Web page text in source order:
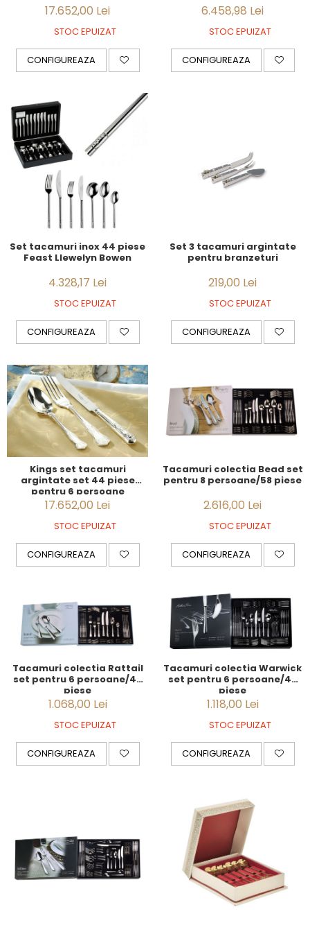
17.652,00 Lei
STOC EPUIZAT
CONFIGUREAZA
6.458,98 Lei
STOC EPUIZAT
CONFIGUREAZA
Set tacamuri inox 44 piese
Feast Llewelyn Bowen
4.328,17 Lei
STOC EPUIZAT
CONFIGUREAZA
Set 3 tacamuri argintate
pentru branzeturi
219,00 Lei
STOC EPUIZAT
CONFIGUREAZA
Kings set tacamuri
argintate set 44 piese
pentru 6 persoane
17.652,00 Lei
STOC EPUIZAT
CONFIGUREAZA
Tacamuri colectia Bead set
pentru 8 persoane/58 piese
2.616,00 Lei
STOC EPUIZAT
CONFIGUREAZA
Tacamuri colectia Rattail
set pentru 6 persoane/42
piese
1.068,00 Lei
STOC EPUIZAT
CONFIGUREAZA
Tacamuri colectia Warwick
set pentru 6 persoane/42
piese
1.118,00 Lei
STOC EPUIZAT
CONFIGUREAZA